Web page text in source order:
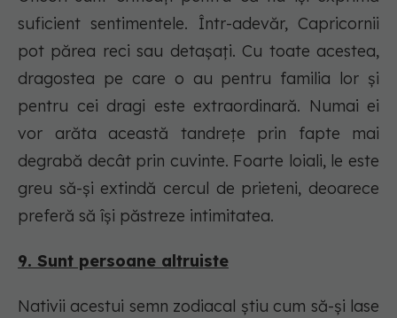
suficient sentimentele. Într-adevăr, Capricornii
pot părea reci sau detașați. Cu toate acestea,
dragostea pe care o au pentru familia lor și
pentru cei dragi este extraordinară. Numai ei
vor arăta această tandrețe prin fapte mai
degrabă decât prin cuvinte. Foarte loiali, le este
greu să-și extindă cercul de prieteni, deoarece
preferă să își păstreze intimitatea.
9. Sunt persoane altruiste
Nativii acestui semn zodiacal știu cum să-și lase